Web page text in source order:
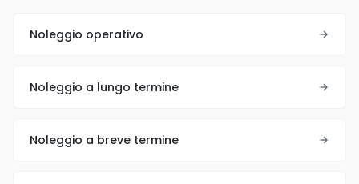
Noleggio operativo
Noleggio a lungo termine
Noleggio a breve termine